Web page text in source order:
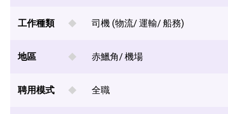
工作種類 司機 (物流/ 運輸/ 船務)
地區 赤鱲角/ 機場
聘用模式 全職